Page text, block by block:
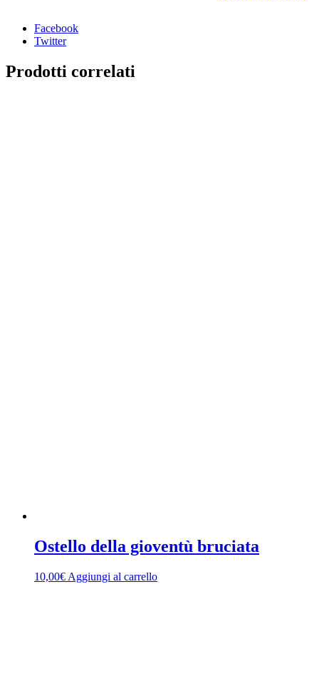
Facebook
Twitter
Prodotti correlati
Ostello della gioventù bruciata
10,00€ Aggiungi al carrello